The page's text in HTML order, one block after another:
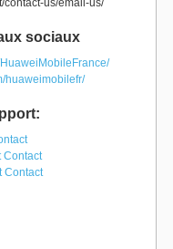
contact-us/email-us/
sociaux
huaweimobilefr/
Contact
Contact